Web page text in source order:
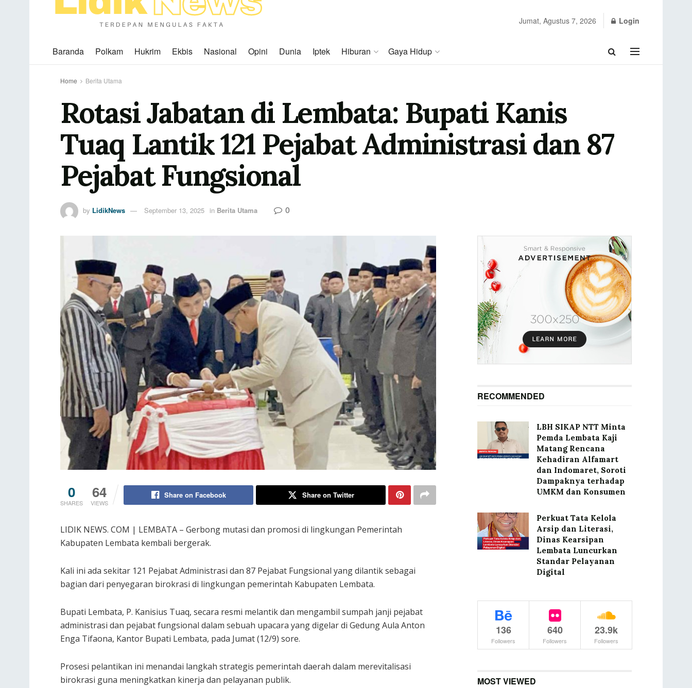
Jumat, Agustus 7, 2026 Login
Baranda Polkam Hukrim Ekbis Nasional Opini Dunia Iptek Hiburan Gaya Hidup
Home Berita Utama
​Rotasi Jabatan di Lembata: Bupati Kanis
Tuaq Lantik 121 Pejabat Administrasi dan 87
Pejabat Fungsional
by LidikNews September 13, 2025 in Berita Utama 0
0
SHARES
64
VIEWS
Share on Facebook Share on Twitter
​LIDIK NEWS. COM | LEMBATA – Gerbong mutasi dan promosi di lingkungan Pemerintah
Kabupaten Lembata kembali bergerak.
Kali ini ada sekitar 121 Pejabat Administrasi dan 87 Pejabat Fungsional yang dilantik sebagai
bagian dari penyegaran birokrasi di lingkungan pemerintah Kabupaten Lembata.
Bupati Lembata, P. Kanisius Tuaq, secara resmi melantik dan mengambil sumpah janji pejabat
administrasi dan pejabat fungsional dalam sebuah upacara yang digelar di Gedung Aula Anton
Enga Tifaona, Kantor Bupati Lembata, pada Jumat (12/9) sore.
​Prosesi pelantikan ini menandai langkah strategis pemerintah daerah dalam merevitalisasi
birokrasi guna meningkatkan kinerja dan pelayanan publik.
RECOMMENDED
LBH SIKAP NTT Minta
Pemda Lembata Kaji
Matang Rencana
Kehadiran Alfamart
dan Indomaret, Soroti
Dampaknya terhadap
UMKM dan Konsumen
Perkuat Tata Kelola
Arsip dan Literasi,
Dinas Kearsipan
Lembata Luncurkan
Standar Pelayanan
Digital
136
Followers
640
Followers
23.9k
Followers
MOST VIEWED